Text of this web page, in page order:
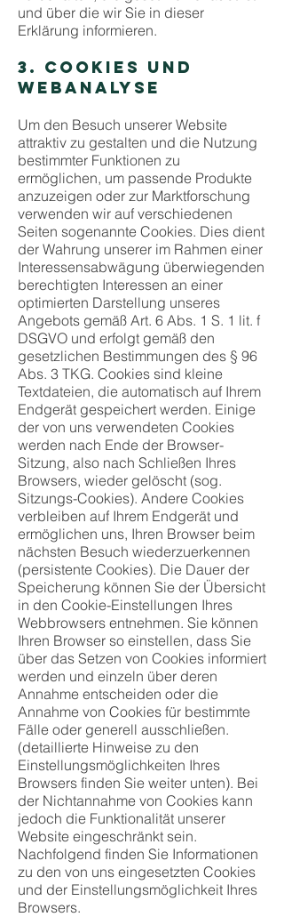
und über die wir Sie in dieser
Erklärung informieren.
3. COOKIES UND
WEBANALYSE
Um den Besuch unserer Website
attraktiv zu gestalten und die Nutzung
bestimmter Funktionen zu
ermöglichen, um passende Produkte
anzuzeigen oder zur Marktforschung
verwenden wir auf verschiedenen
Seiten sogenannte Cookies. Dies dient
der Wahrung unserer im Rahmen einer
Interessensabwägung überwiegenden
berechtigten Interessen an einer
optimierten Darstellung unseres
Angebots gemäß Art. 6 Abs. 1 S. 1 lit. f
DSGVO und erfolgt gemäß den
gesetzlichen Bestimmungen des § 96
Abs. 3 TKG. Cookies sind kleine
Textdateien, die automatisch auf Ihrem
Endgerät gespeichert werden. Einige
der von uns verwendeten Cookies
werden nach Ende der Browser-
Sitzung, also nach Schließen Ihres
Browsers, wieder gelöscht (sog.
Sitzungs-Cookies). Andere Cookies
verbleiben auf Ihrem Endgerät und
ermöglichen uns, Ihren Browser beim
nächsten Besuch wiederzuerkennen
(persistente Cookies). Die Dauer der
Speicherung können Sie der Übersicht
in den Cookie-Einstellungen Ihres
Webbrowsers entnehmen. Sie können
Ihren Browser so einstellen, dass Sie
über das Setzen von Cookies informiert
werden und einzeln über deren
Annahme entscheiden oder die
Annahme von Cookies für bestimmte
Fälle oder generell ausschließen.
(detaillierte Hinweise zu den
Einstellungsmöglichkeiten Ihres
Browsers finden Sie weiter unten). Bei
der Nichtannahme von Cookies kann
jedoch die Funktionalität unserer
Website eingeschränkt sein.
Nachfolgend finden Sie Informationen
zu den von uns eingesetzten Cookies
und der Einstellungsmöglichkeit Ihres
Browsers.